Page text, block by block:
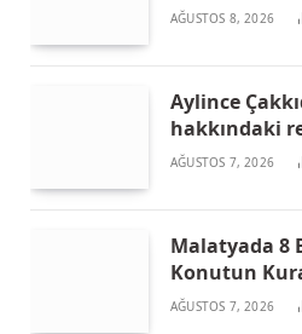
AĞUSTOS 8, 2026
Aylince
hakkındaki
AĞUSTOS 7, 2026
Malatyada 8
Konutun
AĞUSTOS 7, 2026